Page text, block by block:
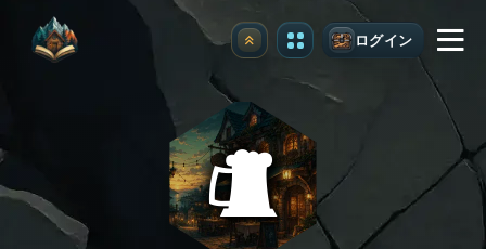
アップグレード ログイン